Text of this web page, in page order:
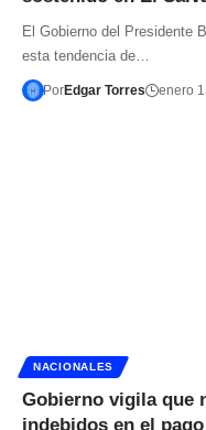
El Gobierno del Presidente
esta tendencia de…
PorEdgar Torres enero
NACIONALES
Gobierno vigila que
indebidos en el